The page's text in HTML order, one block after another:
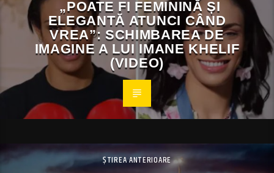
„POATE FI FEMININĂ ȘI
ELEGANTĂ ATUNCI CÂND
VREA”: SCHIMBAREA DE
IMAGINE A LUI IMANE KHELIF
(VIDEO)
ȘTIREA ANTERIOARE